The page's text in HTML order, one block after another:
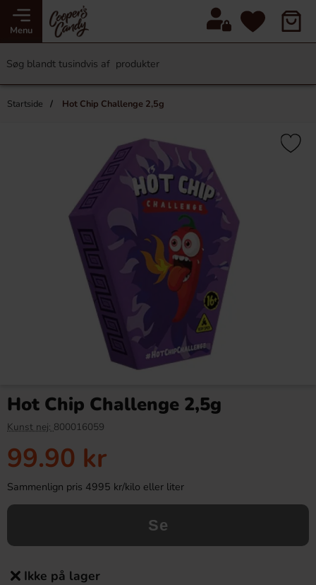
Menu
Startside Hot Chip Challenge 2,5g
Hot Chip Challenge 2,5g
Kunst nej: 800016059
99.90 kr
Sammenlign pris 4995 kr/kilo eller liter
Se
Ikke på lager